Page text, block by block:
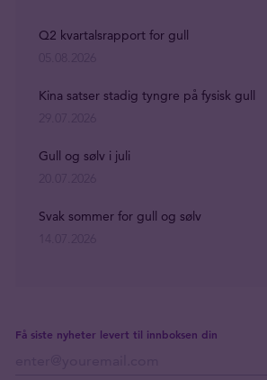
Få siste nyheter levert til innboksen din
Q2 kvartalsrapport for gull
Kina satser stadig tyngre på fysisk gull
Gull og sølv i juli
Svak sommer for gull og sølv